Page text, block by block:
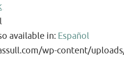
.
available in: Español
wp-content/